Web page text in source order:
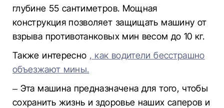
глубине 55 сантиметров. Мощная
конструкция позволяет защищать машину от
взрыва противотанковых мин весом до 10 кг.
Также интересно , как водители бесстрашно
объезжают мины.
– Эта машина предназначена для того, чтобы
сохранить жизнь и здоровье наших саперов и